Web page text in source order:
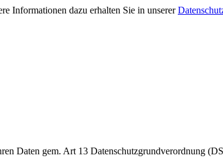
Informationen dazu erhalten Sie in unserer
Daten gem. Art 13 Datenschutzgrundverordnung